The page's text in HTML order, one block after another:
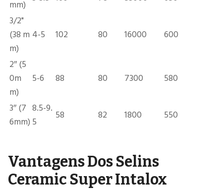
mm)
3/2"
(38 m
m)
4-5 102 80 16000 600
2″ (5
0m
m)
5-6 88 80 7300 580
3″ (7
6mm)
8.5-9.
5
58 82 1800 550
Vantagens Dos Selins
Ceramic Super Intalox